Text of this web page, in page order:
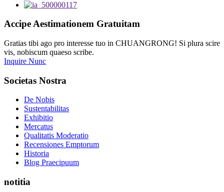
Accipe Aestimationem Gratuitam
Gratias tibi ago pro interesse tuo in CHUANGRONG! Si plura scire
vis, nobiscum quaeso scribe.
Inquire Nunc
Societas Nostra
De Nobis
Sustentabilitas
Exhibitio
Mercatus
Qualitatis Moderatio
Recensiones Emptorum
Historia
Blog Praecipuum
notitia